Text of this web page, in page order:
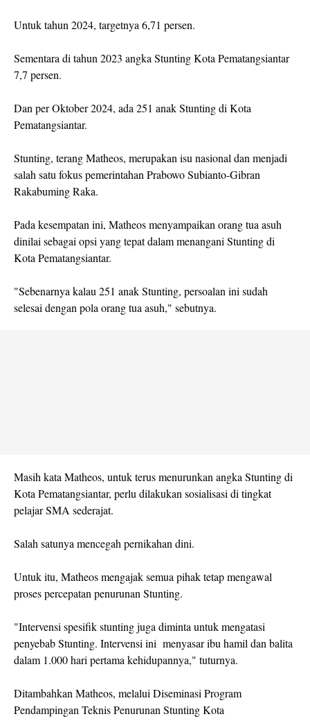
Untuk tahun 2024, targetnya 6,71 persen.
Sementara di tahun 2023 angka Stunting Kota Pematangsiantar
7,7 persen.
Dan per Oktober 2024, ada 251 anak Stunting di Kota
Pematangsiantar.
Stunting, terang Matheos, merupakan isu nasional dan menjadi
salah satu fokus pemerintahan Prabowo Subianto-Gibran
Rakabuming Raka.
Pada kesempatan ini, Matheos menyampaikan orang tua asuh
dinilai sebagai opsi yang tepat dalam menangani Stunting di
Kota Pematangsiantar.
"Sebenarnya kalau 251 anak Stunting, persoalan ini sudah
selesai dengan pola orang tua asuh," sebutnya.
Masih kata Matheos, untuk terus menurunkan angka Stunting di
Kota Pematangsiantar, perlu dilakukan sosialisasi di tingkat
pelajar SMA sederajat.
Salah satunya mencegah pernikahan dini.
Untuk itu, Matheos mengajak semua pihak tetap mengawal
proses percepatan penurunan Stunting.
"Intervensi spesifik stunting juga diminta untuk mengatasi
penyebab Stunting. Intervensi ini menyasar ibu hamil dan balita
dalam 1.000 hari pertama kehidupannya," tuturnya.
Ditambahkan Matheos, melalui Diseminasi Program
Pendampingan Teknis Penurunan Stunting Kota